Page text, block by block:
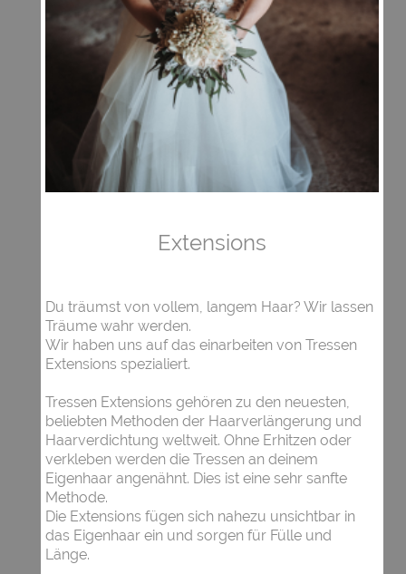
Extensions
Du träumst von vollem, langem Haar? Wir lassen
Träume wahr werden.
Wir haben uns auf das einarbeiten von Tressen
Extensions spezialiert.
Tressen Extensions gehören zu den neuesten,
beliebten Methoden der Haarverlängerung und
Haarverdichtung weltweit. Ohne Erhitzen oder
verkleben werden die Tressen an deinem
Eigenhaar angenähnt. Dies ist eine sehr sanfte
Methode.
Die Extensions fügen sich nahezu unsichtbar in
das Eigenhaar ein und sorgen für Fülle und
Länge.